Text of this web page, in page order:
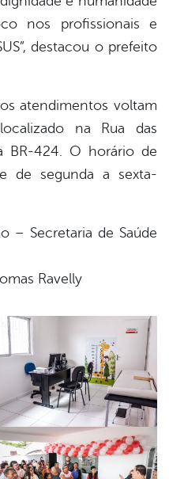
nos profissionais e
destacou o prefeito
atendimentos voltam
na Rua das
BR-424. O horário de
de segunda a sexta-
– Secretaria de Saúde
Ravelly